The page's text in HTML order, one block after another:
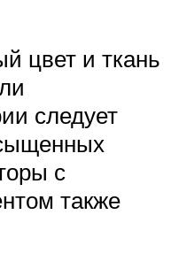
цвет и ткань
следует
с
также